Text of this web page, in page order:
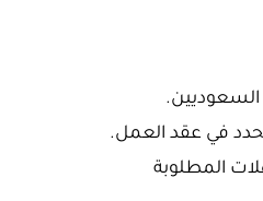
السعوديين.
يحدد في عقد العمل.
المطلوبة